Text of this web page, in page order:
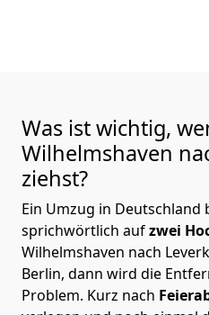
Was ist wichtig,
Wilhelmshaven
ziehst?
Ein Umzug in Deutschland
sprichwörtlich aufzwei
Wilhelmshaven nach
Berlin, dann wird die
Problem. Kurz nach